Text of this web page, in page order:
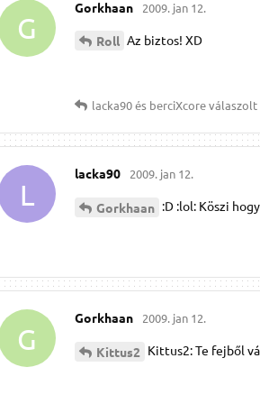
G
Gorkhaan 2009. jan 12.
Roll Az biztos! XD
lacka90és berciXcoreválaszolt
L
lacka90 2009. jan 12.
Gorkhaan :D :lol: Köszi
G
Gorkhaan 2009. jan 12.
Kittus2 Kittus2: Te fejből